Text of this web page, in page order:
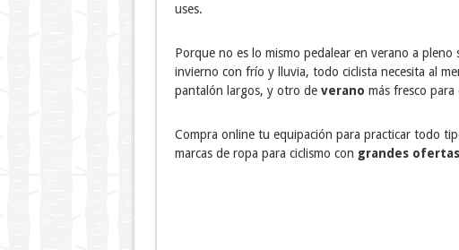
uses.
Porque no es lo mismo pedalear en verano a
invierno con frío y lluvia, todo ciclista necesita al
pantalón largos, y otro de verano más fresco para
Compra online tu equipación para practicar todo
marcas de ropa para ciclismo con grandes